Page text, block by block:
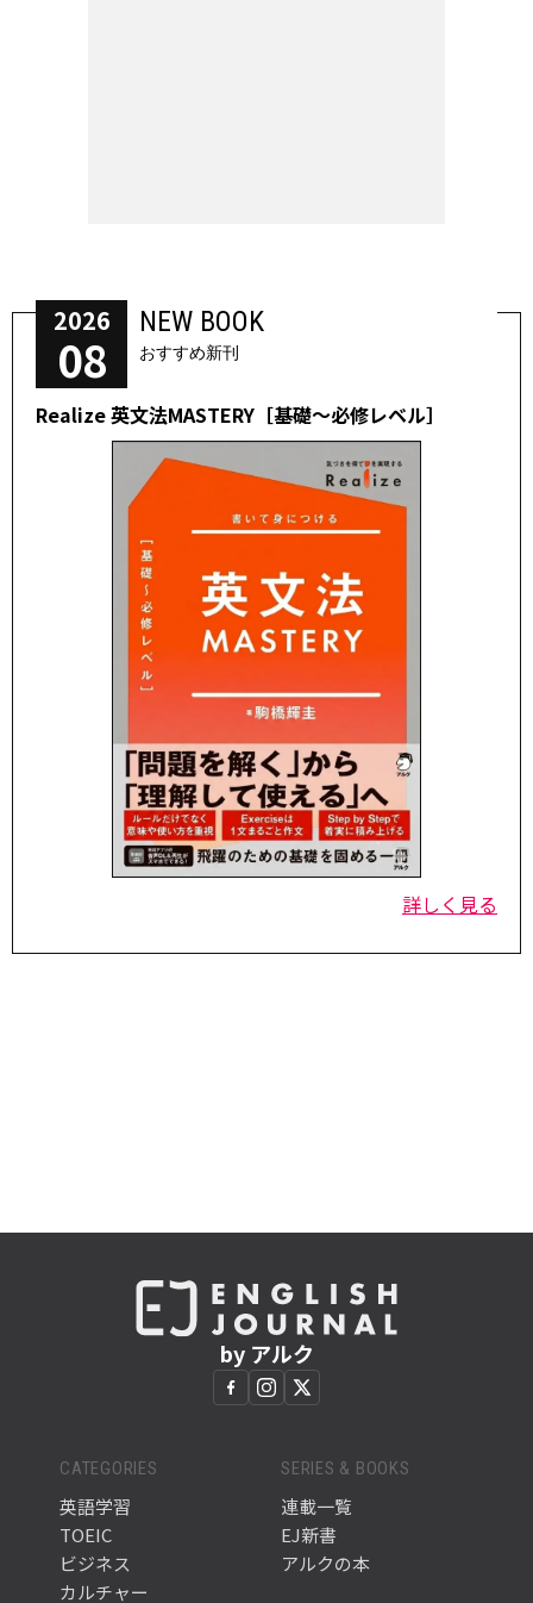
2026
08
NEW BOOK
おすすめ新刊
Realize 英文法MASTERY［基礎～必修レベル］
詳しく見る
by アルク
CATEGORIES
英語学習
TOEIC
ビジネス
カルチャー
SERIES & BOOKS
連載一覧
EJ新書
アルクの本